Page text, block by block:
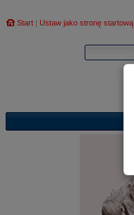
Start | Ustaw jako stronę startową